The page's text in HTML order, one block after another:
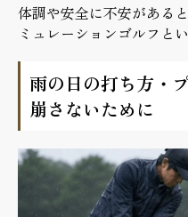
体調や安全に不安がある
ミュレーションゴルフと
雨の日の打ち方・
崩さないために